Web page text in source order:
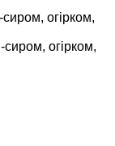
огірком,
огірком,